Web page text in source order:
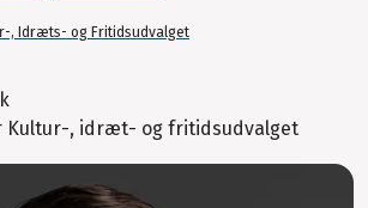
, Idræts- og Fritidsudvalget
, idræt- og fritidsudvalget